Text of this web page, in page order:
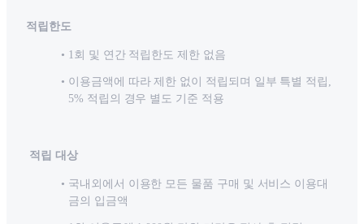
적립한도
1회 및 연간 적립한도 제한 없음
이용금액에 따라 제한 없이 적립되며 일부 특별 적립,
5% 적립의 경우 별도 기준 적용
적립 대상
국내외에서 이용한 모든 물품 구매 및 서비스 이용대
금의 입금액